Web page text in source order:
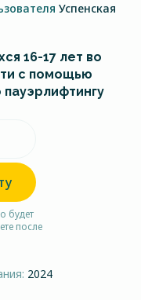
Успенская
16-17 лет во
с помощью
будет
после
2024